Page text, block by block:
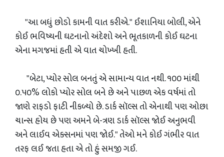
"આ બધું છોડો કામની વાત કરીએ." ઈશાનિયા બોલી, એને
કોઈ ભવિષ્યની ઘટનાનો અંદેશો અને ભૂતકાળની કોઈ ઘટના
એના મગજમાં હતી એ વાત ચોખ્ખી હતી.
"બેટા, પ્યોર સોલ બનતું એ સામાન્ય વાત નથી. ૧૦૦ માંથી
૦.૫૦% લોકો પ્યોર સોલ બને છે અને પાછળ એક વર્ષમાં તો
જાણે રાફડો ફાટી નીકળ્યો છે. ડાર્ક સૉલ્સ તો એનાથી પણ ઓછા
ચાન્સ હોય છે પણ અમને બે-ત્રણ ડાર્ક સૉલ્સ જોઈ અનુભવી
અને લાઈવ એક્સનમાં પણ જોઈ." તેઓ મને કોઈ ગંભીર વાત
તરફ લઈ જતા હતા એ તો હું સમજી ગઈ.